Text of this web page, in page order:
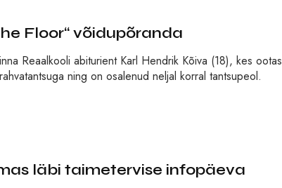
Floor“ võidupõranda
Reaalkooli abiturient Karl Hendrik Kõiva (18), kes ootas
ning on osalenud neljal korral tantsupeol.
läbi taimetervise infopäeva